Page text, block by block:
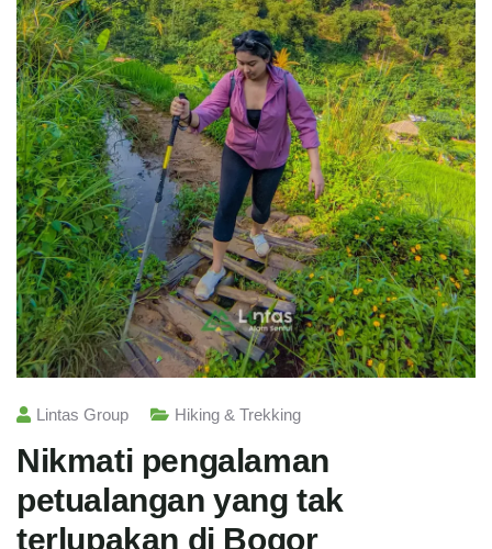
Lintas Group Hiking & Trekking
Nikmati pengalaman
petualangan yang tak
terlupakan di Bogor